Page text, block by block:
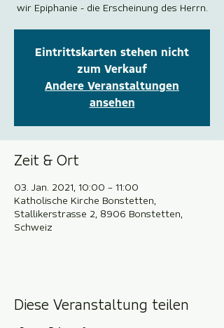
wir Epiphanie - die Erscheinung des Herrn.
Eintrittskarten stehen nicht
zum Verkauf
Andere Veranstaltungen
ansehen
Zeit & Ort
03. Jan. 2021, 10:00 – 11:00
Katholische Kirche Bonstetten,
Stallikerstrasse 2, 8906 Bonstetten,
Schweiz
Diese Veranstaltung teilen